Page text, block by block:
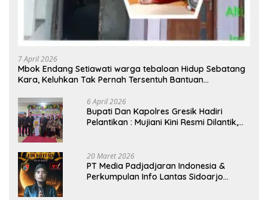
7 April 2026
Mbok Endang Setiawati warga tebaloan Hidup Sebatang
Kara, Keluhkan Tak Pernah Tersentuh Bantuan
6 April 2026
​Bupati Dan Kapolres Gresik Hadiri
Pelantikan : Mujiani Kini Resmi Dilantik,
20 Maret 2026
PT Media Padjadjaran Indonesia &
Perkumpulan Info Lantas Sidoarjo